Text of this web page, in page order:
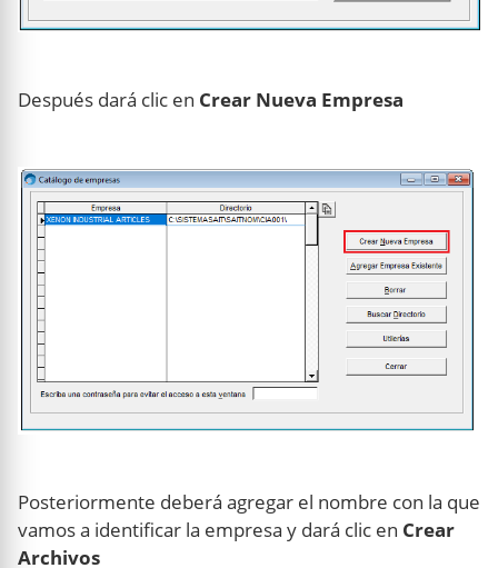
Después dará clic en Crear Nueva Empresa
Posteriormente deberá agregar el nombre con la que
vamos a identificar la empresa y dará clic en Crear
Archivos